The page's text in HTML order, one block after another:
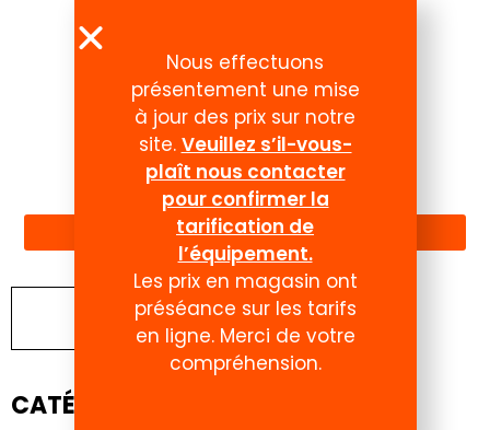
Compte
Chercher un produit
CATÉGORIES DE PRODUITS
Nous effectuons
présentement une mise
à jour des prix sur notre
site. Veuillez s’il-vous-
plaît nous contacter
pour confirmer la
tarification de
l’équipement.
Les prix en magasin ont
préséance sur les tarifs
en ligne. Merci de votre
compréhension.